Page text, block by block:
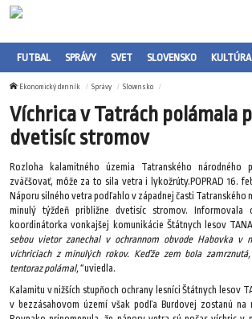
FUTBAL SPRÁVY SVET SLOVENSKO KULTÚRA
Ekonomický denník Správy Slovensko
Víchrica v Tatrách polámala
dvetisíc stromov
Rozloha kalamitného územia Tatranského národného
zväčšovať, môže za to sila vetra i lykožrúty.POPRAD 16.
Náporu silného vetra podľahlo v západnej časti Tatranského
minulý týždeň približne dvetisíc stromov. Informovala
koordinátorka vonkajšej komunikácie Štátnych lesov
sebou vietor zanechal v ochrannom obvode Habovka v
víchriciach z minulých rokov. Keďže zem bola
tentoraz polámal,“uviedla.
Kalamitu v nižších stupňoch ochrany lesníci Štátnych lesov
v bezzásahovom území však podľa Burdovej zostanú na